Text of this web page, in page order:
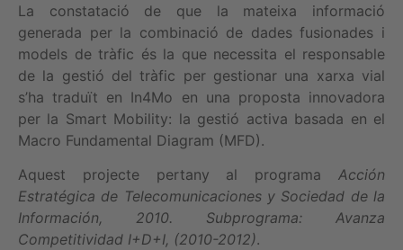
La constatació de que la mateixa informació
generada per la combinació de dades fusionades i
models de tràfic és la que necessita el responsable
de la gestió del tràfic per gestionar una xarxa vial
s’ha traduït en In4Mo en una proposta innovadora
per la Smart Mobility: la gestió activa basada en el
Macro Fundamental Diagram (MFD).
Aquest projecte pertany al programa Acción
Estratégica de Telecomunicaciones y Sociedad de la
Información, 2010. Subprograma: Avanza
Competitividad I+D+I, (2010-2012).